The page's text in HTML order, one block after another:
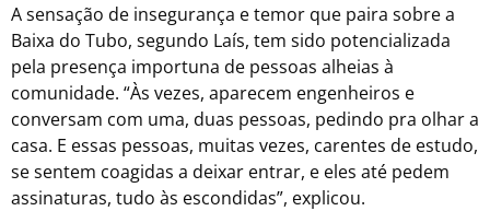
A sensação de insegurança e temor que paira sobre a
Baixa do Tubo, segundo Laís, tem sido potencializada
pela presença importuna de pessoas alheias à
comunidade. “Às vezes, aparecem engenheiros e
conversam com uma, duas pessoas, pedindo pra olhar a
casa. E essas pessoas, muitas vezes, carentes de estudo,
se sentem coagidas a deixar entrar, e eles até pedem
assinaturas, tudo às escondidas”, explicou.